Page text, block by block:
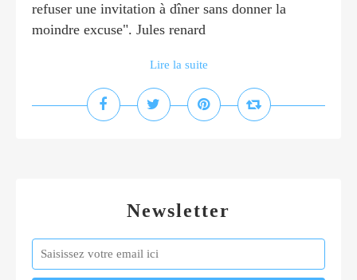
refuser une invitation à dîner sans donner la
moindre excuse". Jules renard
Lire la suite
Newsletter